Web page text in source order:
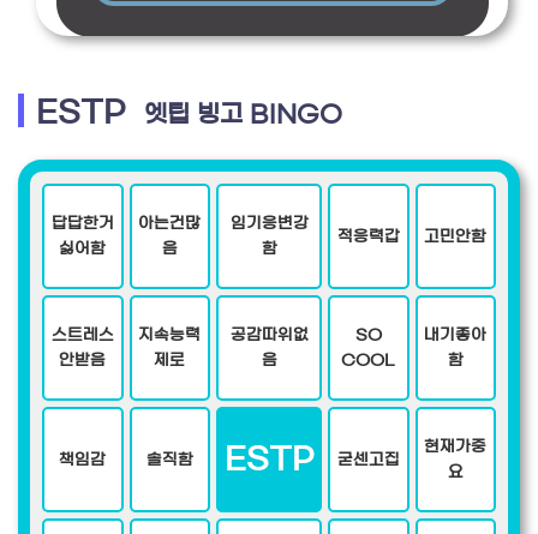
ESTP 엣팁 빙고 BINGO
답답한거
싫어함
아는건많
음
임기응변강
함
적응력갑 고민안함
스트레스
안받음
지속능력
제로
공감따위없
음
SO
COOL
내기좋아
함
책임감 솔직함 ESTP 굳센고집
현재가중
요